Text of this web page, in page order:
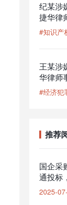
纪某涉
捷华律
护，公
关解除
#知识产
王某涉
华律师
获从轻
#经济犯
推荐
国企采
通投标
2025-